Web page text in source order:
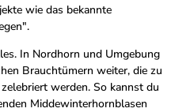
wie das bekannte
In Nordhorn und Umgebung
Brauchtümern weiter, die zu
werden. So kannst du
Middewinterhornblasen